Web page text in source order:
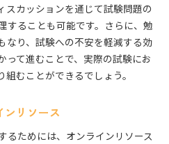
スカッションを通じて試験問題の
することも可能です。さらに、勉
なり、試験への不安を軽減する効
って進むことで、実際の試験にお
むことができるでしょう。
ンリソース
るためには、オンラインリソース